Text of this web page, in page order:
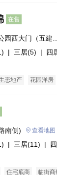
在售
西大门（五建家
| 三居(5) | 四
态地产 花园洋房
南侧) 查看地图
| 三居(11) |
住宅底商 临街商